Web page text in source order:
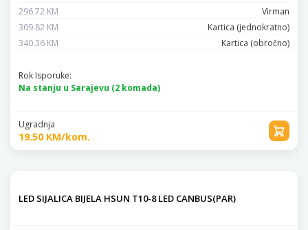
296.72 KM
Virman
309.82 KM
Kartica (jednokratno)
340.36 KM
Kartica (obročno)
Rok Isporuke:
Na stanju u Sarajevu (2 komada)
Ugradnja
19.50 KM/kom.
LED SIJALICA BIJELA HSUN T10-8 LED CANBUS(PAR)